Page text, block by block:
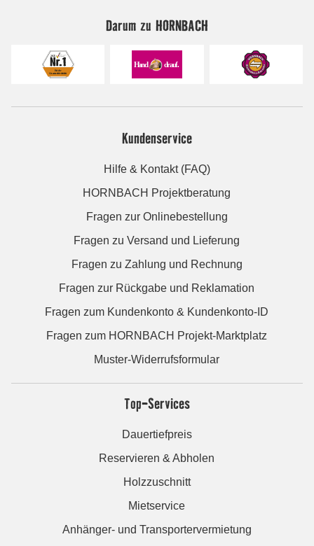
Darum zu HORNBACH
Kundenservice
Hilfe & Kontakt (FAQ)
HORNBACH Projektberatung
Fragen zur Onlinebestellung
Fragen zu Versand und Lieferung
Fragen zu Zahlung und Rechnung
Fragen zur Rückgabe und Reklamation
Fragen zum Kundenkonto & Kundenkonto-ID
Fragen zum HORNBACH Projekt-Marktplatz
Muster-Widerrufsformular
Top-Services
Dauertiefpreis
Reservieren & Abholen
Holzzuschnitt
Mietservice
Anhänger- und Transportervermietung